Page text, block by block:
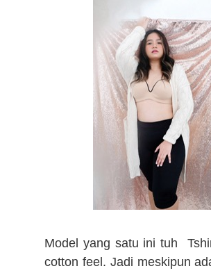
Model yang satu ini tuh
cotton feel. Jadi meskipun